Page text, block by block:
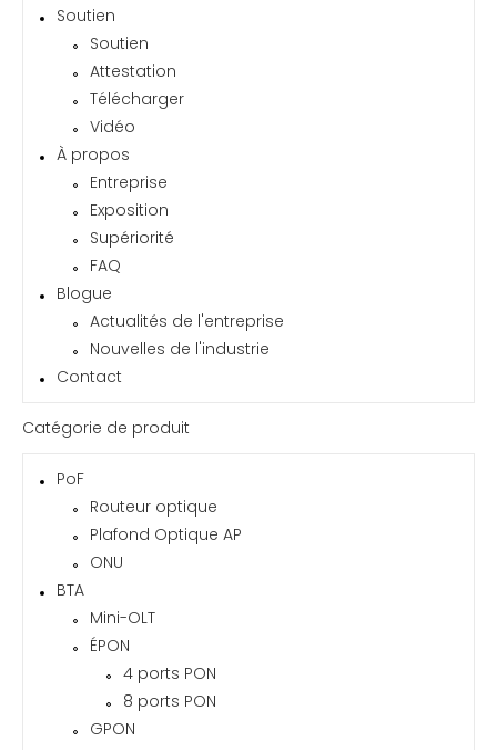
Soutien
Soutien
Attestation
Télécharger
Vidéo
À propos
Entreprise
Exposition
Supériorité
FAQ
Blogue
Actualités de l'entreprise
Nouvelles de l'industrie
Contact
Catégorie de produit
PoF
Routeur optique
Plafond Optique AP
ONU
BTA
Mini-OLT
ÉPON
4 ports PON
8 ports PON
GPON